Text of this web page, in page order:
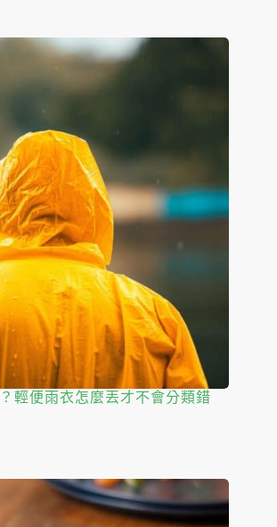
輕便雨衣怎麼丟才不會分類錯